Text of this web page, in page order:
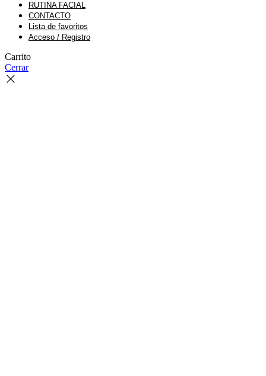
RUTINA FACIAL
CONTACTO
Lista de favoritos
Acceso / Registro
Carrito
Cerrar